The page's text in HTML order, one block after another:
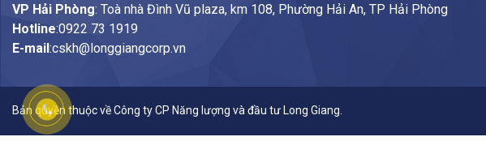
VP Hải Phòng: Toà nhà Đình Vũ plaza, km 108, Phường Hải An, TP Hải Phòng
Hotline:0922 73 1919
E-mail:cskh@longgiangcorp.vn
Bản quyền thuộc về Công ty CP Năng lượng và đầu tư Long Giang.